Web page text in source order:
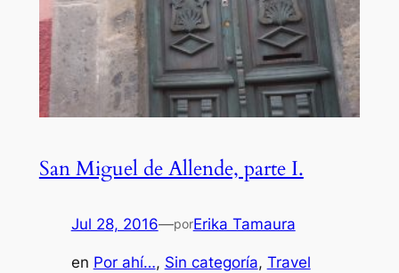
San Miguel de Allende, parte I.
Jul 28, 2016—porErika Tamaura
en Por ahí…, Sin categoría, Travel